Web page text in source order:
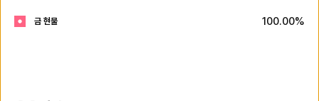
금 현물 100.00%